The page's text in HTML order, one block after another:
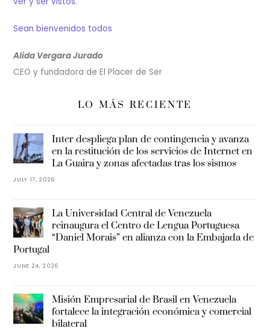
Sean bienvenidos todos
Alida Vergara Jurado
CEO y fundadora de El Placer de Ser
LO MÁS RECIENTE
Inter despliega plan de contingencia y avanza
en la restitución de los servicios de Internet en
La Guaira y zonas afectadas tras los sismos
JULY 17, 2026
La Universidad Central de Venezuela
reinaugura el Centro de Lengua Portuguesa
“Daniel Morais” en alianza con la Embajada de
Portugal
JUNE 24, 2026
Misión Empresarial de Brasil en Venezuela
fortalece la integración económica y comercial
bilateral